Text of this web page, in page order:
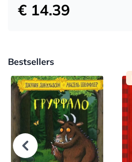
€ 14.39
Bestsellers